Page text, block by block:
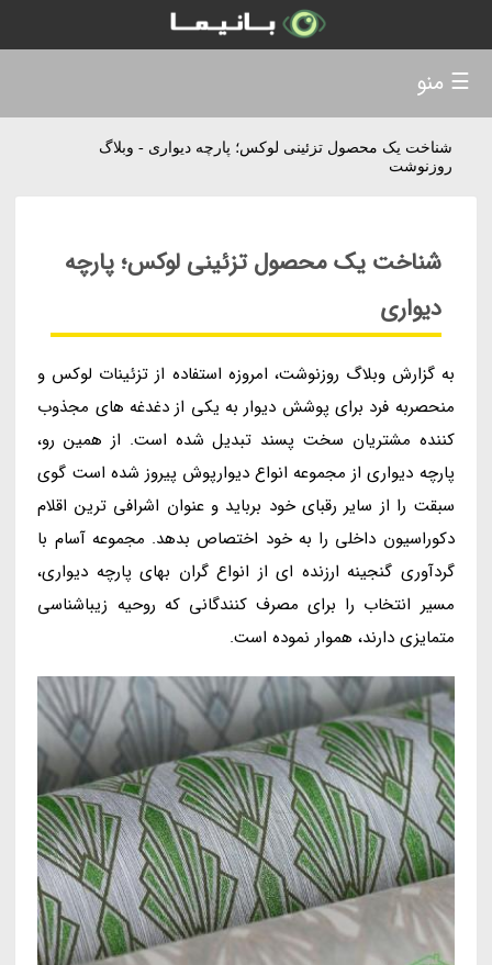
شناخت یک محصول تزئینی لوکس؛ پارچه دیواری - وبلاگ
روزنوشت
شناخت یک محصول تزئینی لوکس؛ پارچه
دیواری
به گزارش وبلاگ روزنوشت، امروزه استفاده از تزئینات لوکس و
منحصربه فرد برای پوشش دیوار به یکی از دغدغه های مجذوب
کننده مشتریان سخت پسند تبدیل شده است. از همین رو،
پارچه دیواری از مجموعه انواع دیوارپوش پیروز شده است گوی
سبقت را از سایر رقبای خود برباید و عنوان اشرافی ترین اقلام
دکوراسیون داخلی را به خود اختصاص بدهد. مجموعه آسام با
گردآوری گنجینه ارزنده ای از انواع گران بهای پارچه دیواری،
مسیر انتخاب را برای مصرف کنندگانی که روحیه زیباشناسی
متمایزی دارند، هموار نموده است.
☰ منو